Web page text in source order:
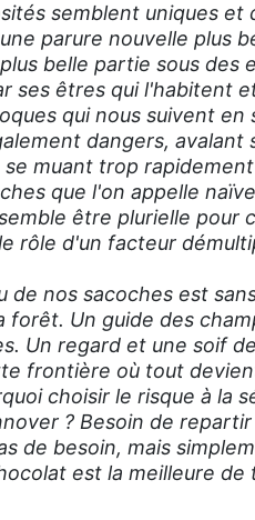
semblent uniques
parure nouvelle plus
belle partie sous
ses êtres qui l'habitent
qui nous suivent
dangers, avalant
muant trop
que l'on appelle
être plurielle pour
rôle d'un facteur
de nos sacoches est
forêt. Un guide des
Un regard et une soif
frontière où tout
choisir le risque à la
? Besoin de
de besoin, mais
est la meilleure